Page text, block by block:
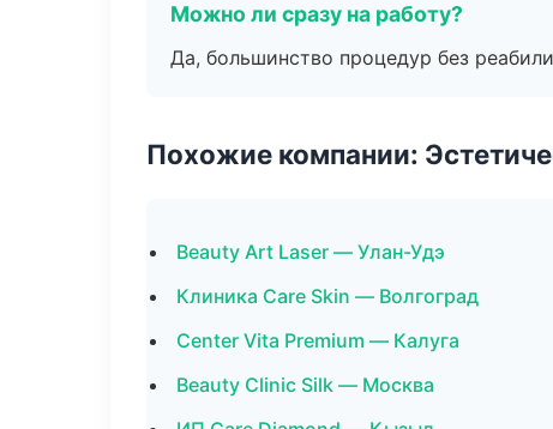
Можно ли сразу на работу?
Да, большинство процедур без
Похожие компании:
Beauty Art Laser — Улан-Удэ
Клиника Care Skin — Волгоград
Center Vita Premium — Калуга
Beauty Clinic Silk — Москва